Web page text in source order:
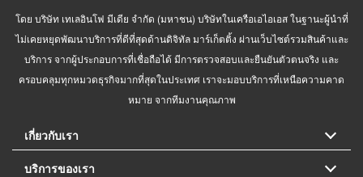
โดย บริษัท เทเลอินโฟ มีเดีย จำกัด (มหาชน) บริษัทในเครือเอไอเอส ในฐานะผู้นำที่
ไม่เคยหยุดพัฒนาบริการที่ดีที่สุดด้านดิจิทัล มาร์เก็ตติ้ง ผ่านเว็บไซต์รวมสินค้าและ
บริการ จากผู้ประกอบการที่เชื่อถือได้ มีการตรวจสอบและยืนยันตัวตนจริง และ
ครอบคลุมทุกหมวดธุรกิจมากที่สุดในประเทศ เราจะมอบบริการที่เหนือความคาด
หมาย จากทีมงานคุณภาพ
เกี่ยวกับเรา
บริการของเรา